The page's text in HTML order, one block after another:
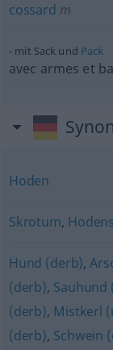
cossard m
mit Sack und Pack
avec armes et
Hoden
Skrotum,
Hund (derb),
(derb), Sauhund
(derb), Mistkerl
(derb), Schwein